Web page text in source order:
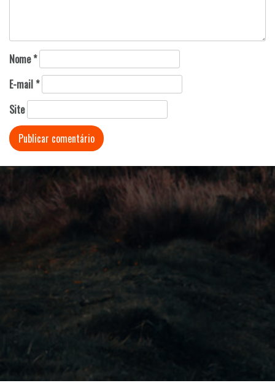
Nome*
E-mail*
Site